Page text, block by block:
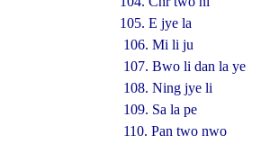
105. E jye la
106. Mi li ju
107. Bwo li dan la ye
108. Ning jye li
109. Sa la pe
110. Pan two nwo